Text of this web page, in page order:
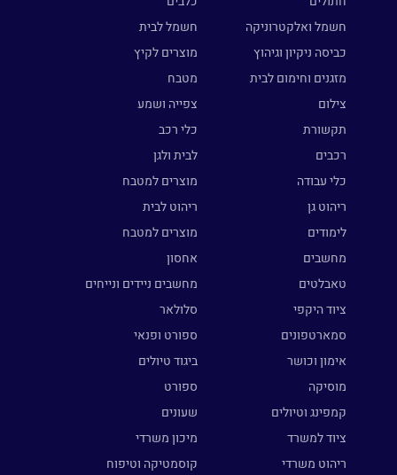
חשמל ואלקטרוניקה
חשמל לבית
כביסה ניקיון וגיהוץ
מוצרים לקיץ
מזגנים וחימום לבית
מטבח
צילום
צפייה ושמע
תקשורת
כלי רכב
רכבים
לבית ולגן
כלי עבודה
מוצרים למטבח
ריהוט גן
ריהוט לבית
לימודים
מוצרים למטבח
מחשבים
אחסון
טאבלטים
מחשבים ניידים ונייחים
ציוד היקפי
סלולאר
סמארטפונים
ספורט ופנאי
אימון וכושר
ביגוד טיולים
מוסיקה
ספורט
קמפינג וטיולים
שעונים
ציוד למשרד
מיכון משרדי
ריהוט משרדי
קוסמטיקה וטיפוח